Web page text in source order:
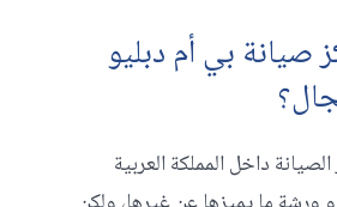
صيانة بي أم دبليو
داخل المملكة العربية